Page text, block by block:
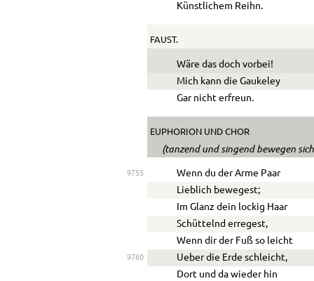
Künstlichem Reihn.
FAUST.
Wäre das doch vorbei!
Mich kann die Gaukeley
Gar nicht erfreun.
EUPHORION UND CHOR
(tanzend und singend bewegen
9755
Wenn du der Arme Paar
Lieblich bewegest;
Im Glanz dein lockig Haar
Schüttelnd erregest,
Wenn dir der Fuß so leicht
9760
Ueber die Erde schleicht,
Dort und da wieder hin